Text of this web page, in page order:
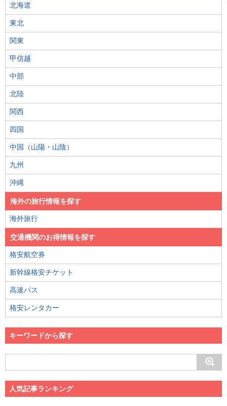
北海道
東北
関東
甲信越
中部
北陸
関西
四国
中国（山陽・山陰）
九州
沖縄
海外の旅行情報を探す
海外旅行
交通機関のお得情報を探す
格安航空券
新幹線格安チケット
高速バス
格安レンタカー
キーワードから探す
人気記事ランキング